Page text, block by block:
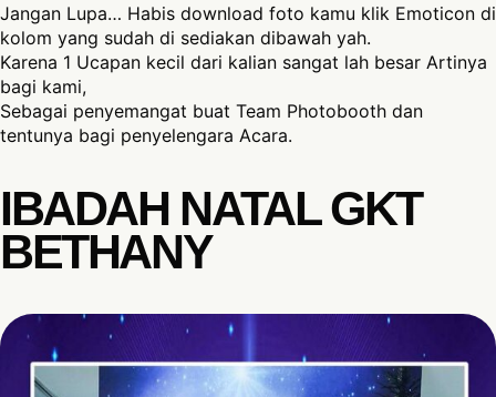
Jangan Lupa… Habis download foto kamu klik Emoticon di
kolom yang sudah di sediakan dibawah yah.
Karena 1 Ucapan kecil dari kalian sangat lah besar Artinya
bagi kami,
Sebagai penyemangat buat Team Photobooth dan
tentunya bagi penyelengara Acara.
IBADAH NATAL GKT
BETHANY